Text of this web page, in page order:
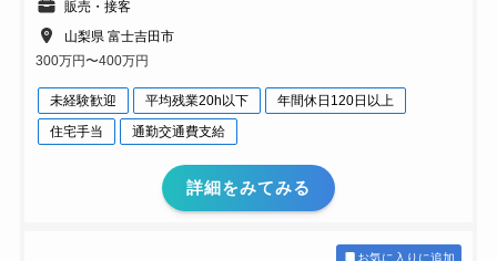
販売・接客
山梨県 富士吉田市
300万円〜400万円
未経験歓迎 平均残業20h以下
年間休日120日以上
住宅手当
通勤交通費支給
詳細をみてみる
お気に入りに追加